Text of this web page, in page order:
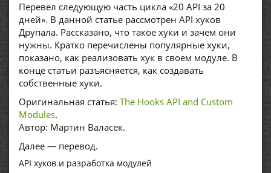
Перевел следующую часть цикла «20 API за 20
дней». В данной статье рассмотрен API хуков
Друпала. Рассказано, что такое хуки и зачем они
нужны. Кратко перечислены популярные хуки,
показано, как реализовать хук в своем модуле. В
конце статьи разъясняется, как создавать
собственные хуки.
Оригинальная статья: The Hooks API and Custom
Modules.
Автор: Мартин Валасек.
Далее — перевод.
API хуков и разработка модулей